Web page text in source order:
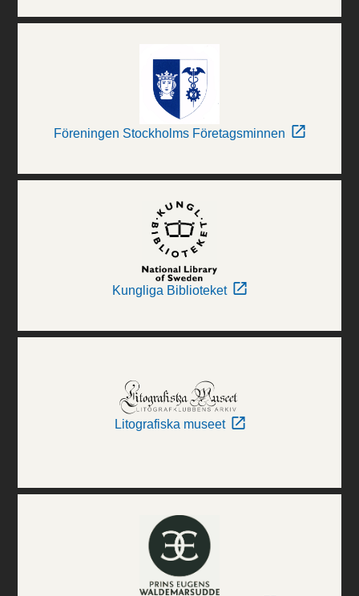
Föreningen Stockholms Företagsminnen
Kungliga Biblioteket
Litografiska museet